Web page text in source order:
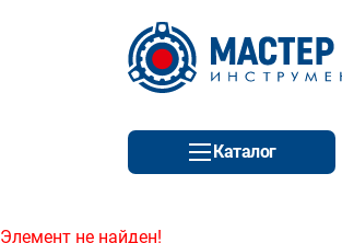
Каталог
Элемент не найден!